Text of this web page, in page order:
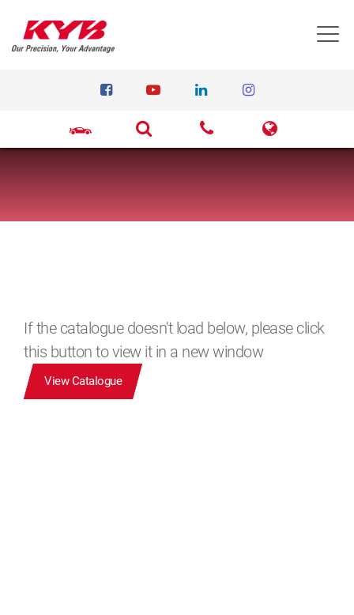
If the catalogue doesn't load below, please click
this button to view it in a new window
View Catalogue